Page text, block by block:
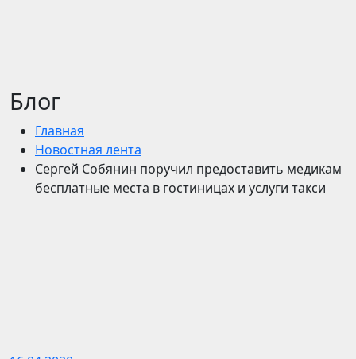
Блог
Главная
Новостная лента
Сергей Собянин поручил предоставить медикам
бесплатные места в гостиницах и услуги такси